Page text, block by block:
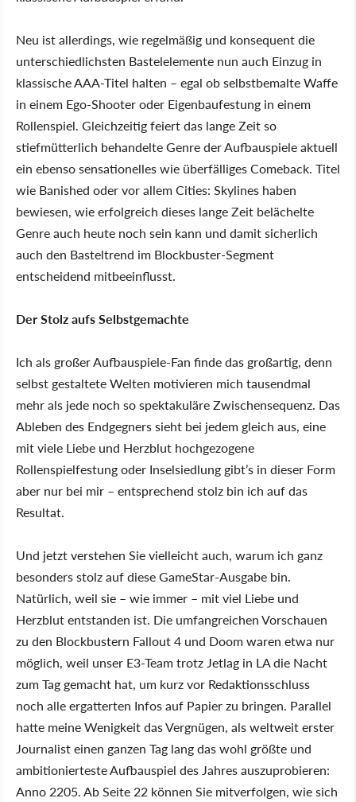
Neu ist allerdings, wie regelmäßig und konsequent die
unterschiedlichsten Bastelelemente nun auch Einzug in
klassische AAA-Titel halten – egal ob selbstbemalte Waffe
in einem Ego-Shooter oder Eigenbaufestung in einem
Rollenspiel. Gleichzeitig feiert das lange Zeit so
stiefmütterlich behandelte Genre der Aufbauspiele aktuell
ein ebenso sensationelles wie überfälliges Comeback. Titel
wie Banished oder vor allem Cities: Skylines haben
bewiesen, wie erfolgreich dieses lange Zeit belächelte
Genre auch heute noch sein kann und damit sicherlich
auch den Basteltrend im Blockbuster-Segment
entscheidend mitbeeinflusst.
Der Stolz aufs Selbstgemachte
Ich als großer Aufbauspiele-Fan finde das großartig, denn
selbst gestaltete Welten motivieren mich tausendmal
mehr als jede noch so spektakuläre Zwischensequenz. Das
Ableben des Endgegners sieht bei jedem gleich aus, eine
mit viele Liebe und Herzblut hochgezogene
Rollenspielfestung oder Inselsiedlung gibt’s in dieser Form
aber nur bei mir – entsprechend stolz bin ich auf das
Resultat.
Und jetzt verstehen Sie vielleicht auch, warum ich ganz
besonders stolz auf diese GameStar-Ausgabe bin.
Natürlich, weil sie – wie immer – mit viel Liebe und
Herzblut entstanden ist. Die umfangreichen Vorschauen
zu den Blockbustern Fallout 4 und Doom waren etwa nur
möglich, weil unser E3-Team trotz Jetlag in LA die Nacht
zum Tag gemacht hat, um kurz vor Redaktionsschluss
noch alle ergatterten Infos auf Papier zu bringen. Parallel
hatte meine Wenigkeit das Vergnügen, als weltweit erster
Journalist einen ganzen Tag lang das wohl größte und
ambitionierteste Aufbauspiel des Jahres auszuprobieren:
Anno 2205. Ab Seite 22 können Sie mitverfolgen, wie sich